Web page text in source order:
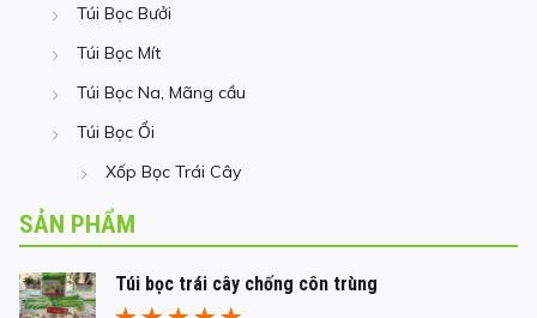
Túi Bọc Bưởi
Túi Bọc Mít
Túi Bọc Na, Mãng cầu
Túi Bọc Ổi
Xốp Bọc Trái Cây
SẢN PHẨM
Túi bọc trái cây chống côn trùng